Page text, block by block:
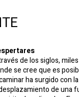
de los siglos,
se cree que es
ha surgido con
de una